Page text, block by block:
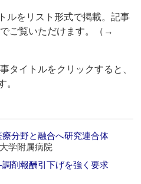
ルをリスト形式で掲載。記事
でご覧いただけます。（→
タイトルをクリックすると、
。
分野と融合へ研究連合体
学附属病院
剤報酬引下げを強く要求